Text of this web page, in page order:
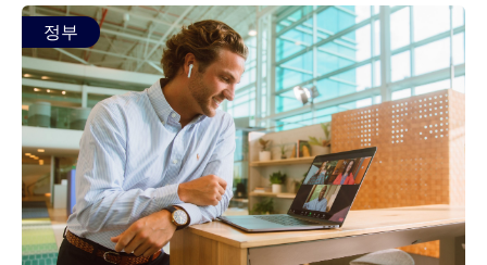
view: 원격 근무 수용에 앞장서는 아일랜드
정부